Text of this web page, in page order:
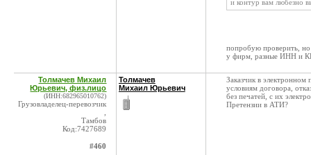
и контур вам любезно
попробую проверить,
у фирм, разные ИНН и
Толмачев Михаил
Юрьевич, физ.лицо
(ИНН:682965010762)
Грузовладелец-перевозчик
Тамбов
Код:7427689
#460
Толмачев
Михаил Юрьевич
Заказчик в электронном
условиям договора,
без печатей, с их
Претензии в АТИ?